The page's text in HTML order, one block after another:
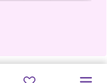
FASHIONISTA